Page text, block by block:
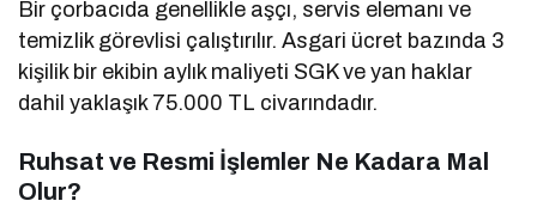
Bir çorbacıda genellikle aşçı, servis elemanı ve
temizlik görevlisi çalıştırılır. Asgari ücret bazında 3
kişilik bir ekibin aylık maliyeti SGK ve yan haklar
dahil yaklaşık 75.000 TL civarındadır.
Ruhsat ve Resmi İşlemler Ne Kadara Mal
Olur?